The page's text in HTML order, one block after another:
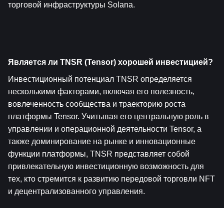
торговой инфраструктуры Solana.
Является ли TNSR (Tensor) хорошей инвестицией?
Инвестиционный потенциал TNSR определяется
несколькими факторами, включая его полезность,
вовлеченность сообщества и траекторию роста
платформы Tensor. Учитывая его центральную роль в
управлении и операционной деятельности Tensor, а
также доминирование на рынке и инновационные
функции платформы, TNSR представляет собой
привлекательную инвестиционную возможность для
тех, кто стремится к развитию передовой торговли NFT
и децентрализованного управления.